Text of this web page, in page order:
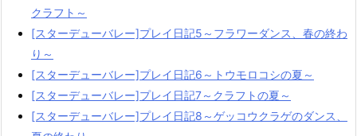
クラフト～
[スターデューバレー]プレイ日記5～フラワーダンス、春の終わ
り～
[スターデューバレー]プレイ日記6～トウモロコシの夏～
[スターデューバレー]プレイ日記7～クラフトの夏～
[スターデューバレー]プレイ日記8～ゲッコウクラゲのダンス、